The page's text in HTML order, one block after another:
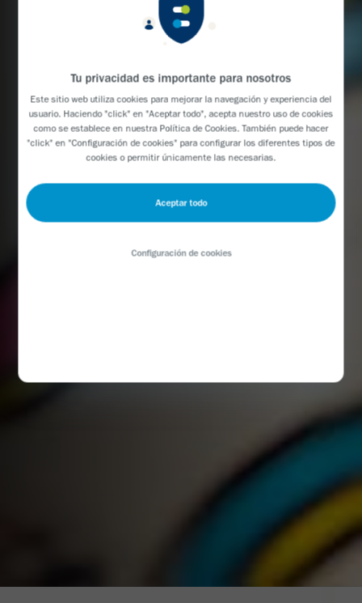
Tu privacidad es importante para nosotros
Este sitio web utiliza cookies para mejorar la navegación y experiencia del
usuario. Haciendo "click" en "Aceptar todo", acepta nuestro uso de cookies
como se establece en nuestra Política de Cookies. También puede hacer
"click" en "Configuración de cookies" para configurar los diferentes tipos de
cookies o permitir únicamente las necesarias.
Aceptar todo
Configuración de cookies